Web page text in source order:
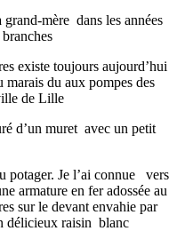
grand-mère dans les années
existe toujours aujourd’hui
marais du aux pompes des
de Lille
d’un muret avec un petit
potager. Je l’ai connue vers
armature en fer adossée au
sur le devant envahie par
délicieux raisin blanc